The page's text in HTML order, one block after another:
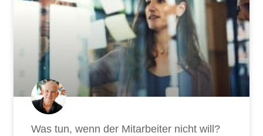
Was tun, wenn der Mitarbeiter nicht will?